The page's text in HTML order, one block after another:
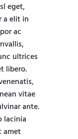
eget,
a elit in
ac
ultrices
libero.
vitae
ante.
lacinia
amet